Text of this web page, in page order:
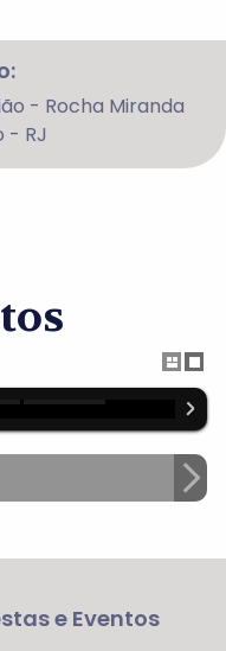
- Rocha Miranda
- RJ
e Eventos